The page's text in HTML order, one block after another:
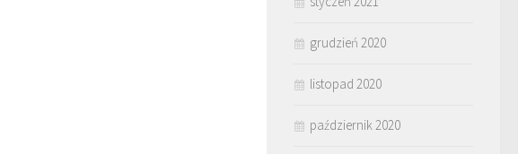
grudzień 2020
listopad 2020
październik 2020